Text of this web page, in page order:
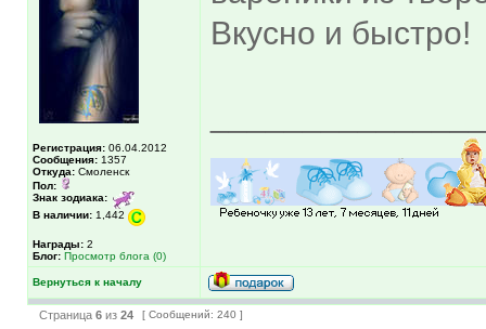
Регистрация: 06.04.2012
Сообщения: 1357
Откуда: Смоленск
Пол:
Знак зодиака:
В наличии: 1,442
Награды: 2
Блог: Просмотр блога (0)
Вкусно и быстро!
Вернуться к началу
Страница 6 из 24 [ Сообщений: 240 ]